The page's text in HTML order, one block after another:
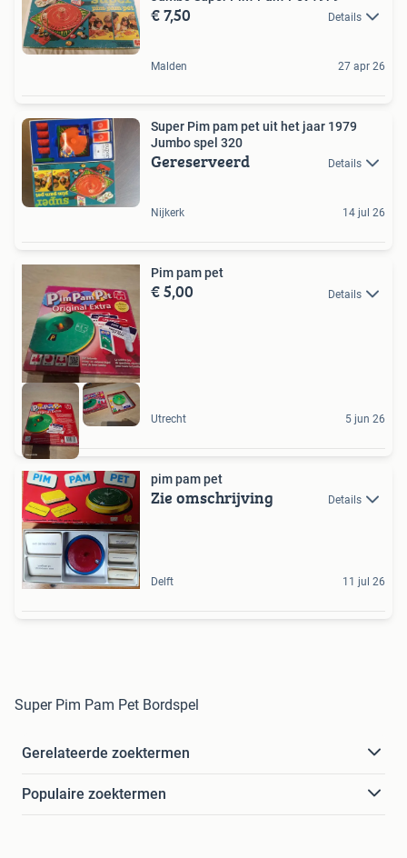
€ 7,50 Details
Malden 27 apr 26
Super Pim pam pet uit het jaar 1979
Jumbo spel 320
Gereserveerd Details
Nijkerk 14 jul 26
Pim pam pet
€ 5,00 Details
Utrecht 5 jun 26
pim pam pet
Zie omschrijving Details
Delft 11 jul 26
Super Pim Pam Pet Bordspel
Gerelateerde zoektermen
Populaire zoektermen